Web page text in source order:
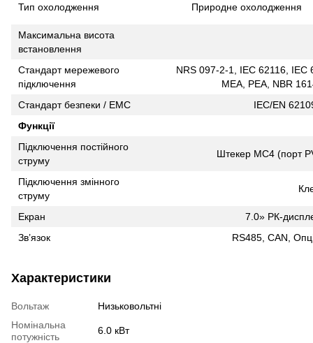
Тип охолодження Природне охолодження
Максимальна висота
встановлення
Стандарт мережевого
підключення
NRS 097-2-1, IEC 62116,
MEA, PEA, NBR
Стандарт безпеки / EMC
IEC/EN
Функції
Підключення постійного
струму
Штекер MC4 (порт
Підключення змінного
струму
Екран
7.0» РК-
Зв’язок
RS485, CAN,
Характеристики
Вольтаж
Низьковольтнi
Номінальна
потужність
6.0 кВт